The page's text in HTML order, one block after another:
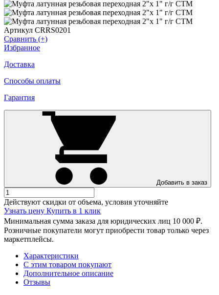
Артикул CRRS0201
Сравнить (+)
Избранное
Доставка
Способы оплаты
Гарантия
Добавить в заказ
Действуют скидки от объема, условия уточняйте
Узнать цену Купить в 1 клик
Минимальная сумма заказа для юридических лиц 10 000 ₽.
Розничные покупатели могут приобрести товар только через
маркетплейсы.
Характеристики
С этим товаром покупают
Дополнительное описание
Отзывы